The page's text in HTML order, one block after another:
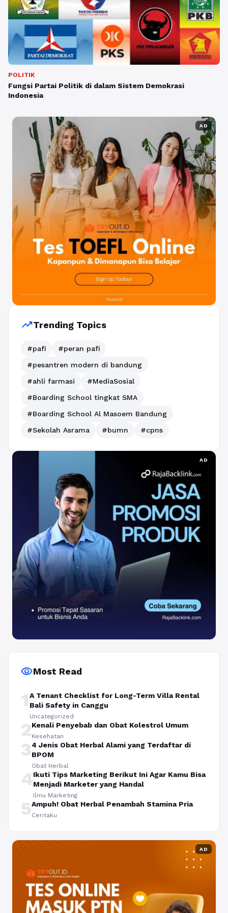
POLITIK
Fungsi Partai Politik di dalam Sistem Demokrasi
Indonesia
AD
trending_upTrending Topics
#pafi
#peran pafi
#pesantren modern di bandung
#ahli farmasi
#MediaSosial
#Boarding School tingkat SMA
#Boarding School Al Masoem Bandung
#Sekolah Asrama
#bumn #cpns
AD
visibilityMost Read
1A Tenant Checklist for Long-Term Villa Rental
Bali Safety in Canggu
Uncategorized
2Kenali Penyebab dan Obat Kolestrol Umum
Kesehatan
34 Jenis Obat Herbal Alami yang Terdaftar di
BPOM
Obat Herbal
4Ikuti Tips Marketing Berikut Ini Agar Kamu Bisa
Menjadi Marketer yang Handal
Ilmu Marketing
5Ampuh! Obat Herbal Penambah Stamina Pria
Ceritaku
AD